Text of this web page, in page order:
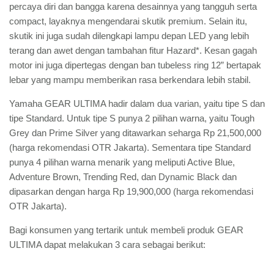
percaya diri dan bangga karena desainnya yang tangguh serta
compact, layaknya mengendarai skutik premium. Selain itu,
skutik ini juga sudah dilengkapi lampu depan LED yang lebih
terang dan awet dengan tambahan fitur Hazard*. Kesan gagah
motor ini juga dipertegas dengan ban tubeless ring 12” bertapak
lebar yang mampu memberikan rasa berkendara lebih stabil.
Yamaha GEAR ULTIMA hadir dalam dua varian, yaitu tipe S dan
tipe Standard. Untuk tipe S punya 2 pilihan warna, yaitu Tough
Grey dan Prime Silver yang ditawarkan seharga Rp 21,500,000
(harga rekomendasi OTR Jakarta). Sementara tipe Standard
punya 4 pilihan warna menarik yang meliputi Active Blue,
Adventure Brown, Trending Red, dan Dynamic Black dan
dipasarkan dengan harga Rp 19,900,000 (harga rekomendasi
OTR Jakarta).
Bagi konsumen yang tertarik untuk membeli produk GEAR
ULTIMA dapat melakukan 3 cara sebagai berikut: